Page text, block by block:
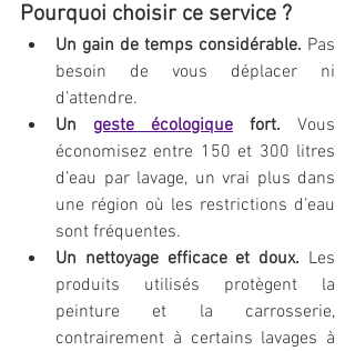
Pourquoi choisir ce service ?
Un gain de temps considérable. Pas
besoin de vous déplacer ni
d’attendre.
Un geste écologique fort. Vous
économisez entre 150 et 300 litres
d’eau par lavage, un vrai plus dans
une région où les restrictions d’eau
sont fréquentes.
Un nettoyage efficace et doux. Les
produits utilisés protègent la
peinture et la carrosserie,
contrairement à certains lavages à